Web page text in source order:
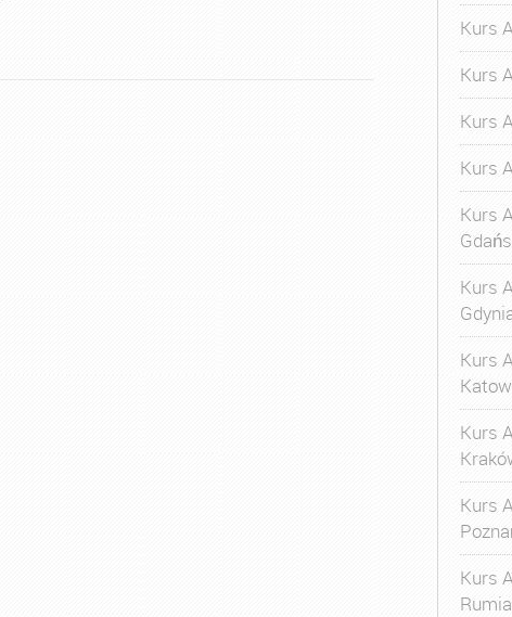
Kurs
Kurs
Kurs
Kurs
Kurs
Kurs
Kurs
Kurs
Kurs
Kurs
Rumia